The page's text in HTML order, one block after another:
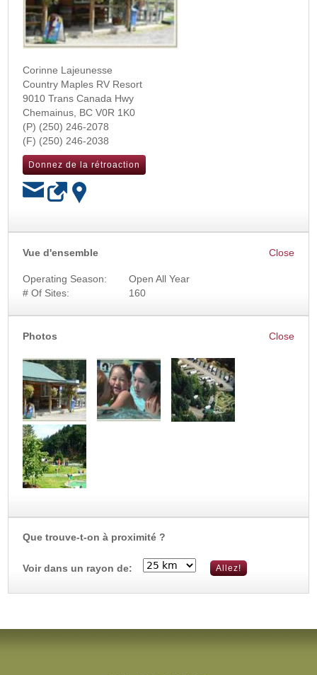
Corinne Lajeunesse
Country Maples RV Resort
9010 Trans Canada Hwy
Chemainus BC V0R 1K0
(250) 246-2078
(250) 246-2038
Donnez de la rétroaction
Vue d'ensemble
Operating Season:
Open All Year
# Of Sites:
160
Photos
Que trouve-t-on à proximité ?
Voir dans un rayon de: